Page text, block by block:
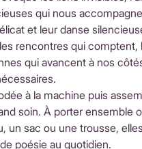
qui nous
et leur danse
rencontres qui comptent,
qui avancent à nos
à la machine puis
soin. À porter ensemble
un sac ou une trousse,
poésie au quotidien.